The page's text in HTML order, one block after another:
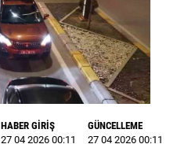
HABER GİRİŞ
27 04 2026 00:11
GÜNCELLEME
27 04 2026 00:11